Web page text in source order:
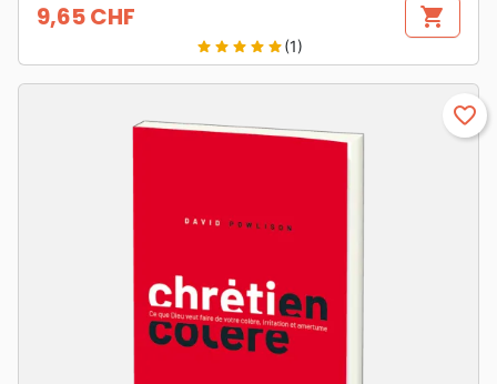
Prix
9,65 CHF shopping_cart
star star star star star(1)
favorite_border